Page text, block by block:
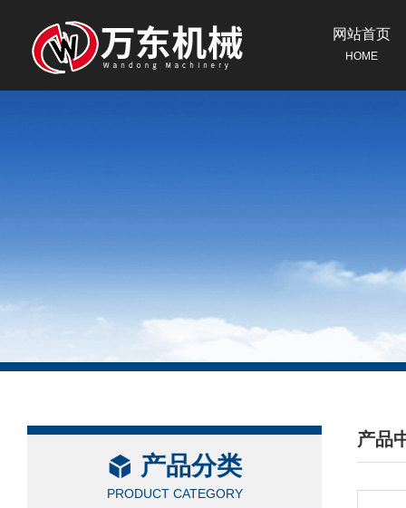
网站首页
HOME
产品分类
PRODUCT CATEGORY
产品
/